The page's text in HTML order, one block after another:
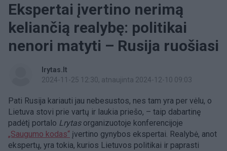
Ekspertai įvertino nerimą
keliančią realybę: politikai
nenori matyti – Rusija ruošiasi
lrytas.lt
2024-11-25 12:30, atnaujinta 2024-12-10 09:03
Pati Rusija kariauti jau nebesustos, nes tam yra per vėlu, o
Lietuva stovi prie vartų ir laukia priešo, – taip dabartinę
padėtį portalo Lrytasorganizuotoje konferencijoje
„Saugumo kodas“ įvertino gynybos ekspertai. Realybė, anot
ekspertų, yra tokia, kurios Lietuvos politikai ir paprasti